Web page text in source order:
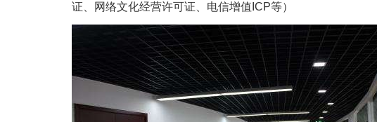
证、网络文化经营许可证、电信增值ICP等）